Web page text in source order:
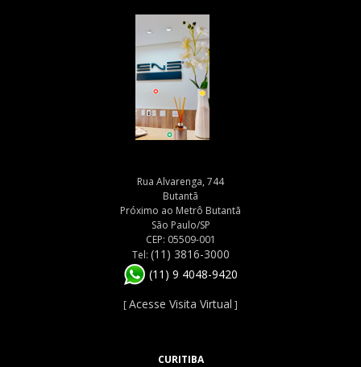
Rua Alvarenga, 744
Butantã
Próximo ao Metrô Butantã
São Paulo/SP
CEP: 05509-001
Tel: (11) 3816-3000
(11) 9 4048-9420
[Acesse Visita Virtual ]
CURITIBA